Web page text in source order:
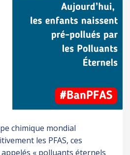
de l’institution. La PMI a joué
la diminution de la mortalité
passé de 1 enfant sur 9 en
après. La création de la
déterminant. Les
PETITE ENFANCE
chimique mondial
les PFAS, ces
« polluants éternels